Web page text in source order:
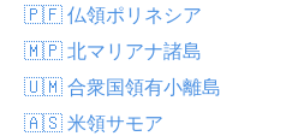
🇵🇫 仏領ポリネシア
🇲🇵 北マリアナ諸島
🇺🇲 合衆国領有小離島
🇦🇸 米領サモア